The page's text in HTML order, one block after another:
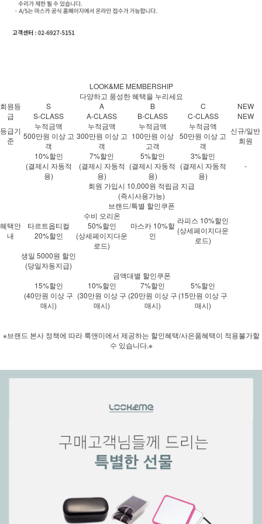
LOOK&ME MEMBERSHIP
다양하고 풍성한 혜택을 누리세요
회원등
급
S A B C
NEW
S-CLASS
A-CLASS B-CLASS C-CLASS
NEW
등급기
준
누적금액
500만원 이상 고
객
누적금액
300만원 이상 고
객
누적금액
100만원 이상
고객
누적금액
50만원 이상 고
객
신규/일반
회원
혜택안
내
10%할인
(결제시 자동적
용)
7%할인
(결제시 자동적
용)
5%할인
(결제시 자동적
용)
3%할인
(결제시 자동적
용)
-
회원 가입시 10,000원 적립금 지급
(즉시사용가능)
브랜드/특별 할인쿠폰
타르트옵티컬
20%할인
수비 오리온
50%할인
(상세페이지다운
로드)
마스카 10%할
인
라피스 10%할인
(상세페이지다운
로드)
생일 5000원 할인
(당일자동지급)
금액대별 할인쿠폰
15%할인
(40만원 이상 구
매시)
10%할인
(30만원 이상 구
매시)
7%할인
(20만원 이상 구
매시)
5%할인
(15만원 이상 구
매시)
※브랜드 본사 정책에 따라 룩앤미에서 제공하는 할인혜택/사은품혜택이 적용불가할
수 있습니다.※